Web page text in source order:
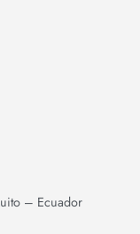
– Ecuador